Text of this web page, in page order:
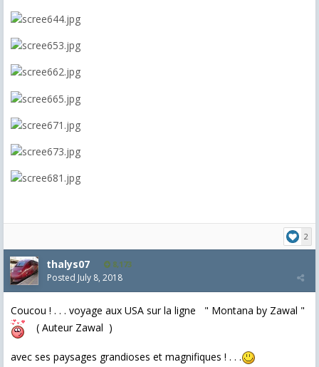
2
thalys07 8,173
Posted July 8, 2018
Coucou ! . . . voyage aux USA sur la ligne " Montana by Zawal "
( Auteur Zawal )
avec ses paysages grandioses et magnifiques ! . . .